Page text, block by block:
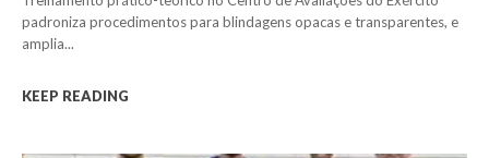
padroniza procedimentos para blindagens opacas e transparentes, e
amplia...
KEEP READING